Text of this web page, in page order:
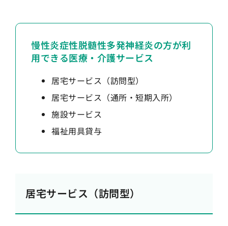
慢性炎症性脱髄性多発神経炎の方が利
用できる医療・介護サービス
居宅サービス（訪問型）
居宅サービス（通所・短期入所）
施設サービス
福祉用具貸与
居宅サービス（訪問型）